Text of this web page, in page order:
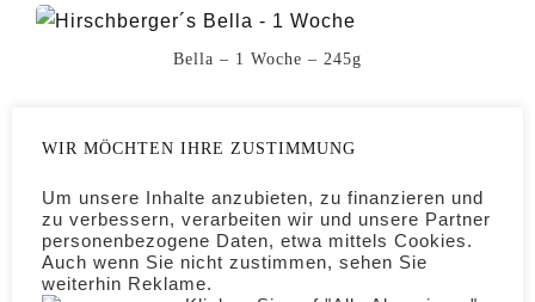
Bella – 1 Woche – 245g
MEINE GESCHWISTER
Hirschberger’s Bonny Hirschberger’s Blacky
WIR MÖCHTEN IHRE ZUSTIMMUNG
Um unsere Inhalte anzubieten, zu finanzieren und
zu verbessern, verarbeiten wir und unsere Partner
personenbezogene Daten, etwa mittels Cookies.
Auch wenn Sie nicht zustimmen, sehen Sie
weiterhin Reklame.